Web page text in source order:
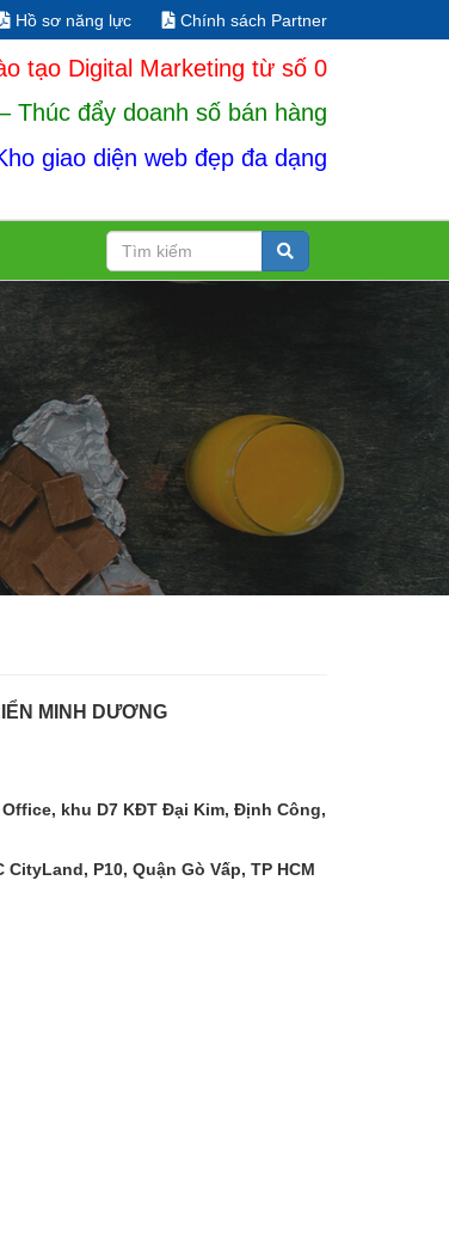
Hồ sơ năng lực Chính sách Partner
tạo Digital Marketing từ số 0
Thúc đẩy doanh số bán hàng
giao diện web đẹp đa dạng
MINH DƯƠNG
khu D7 KĐT Đại Kim, Định Công,
P10, Quận Gò Vấp, TP HCM